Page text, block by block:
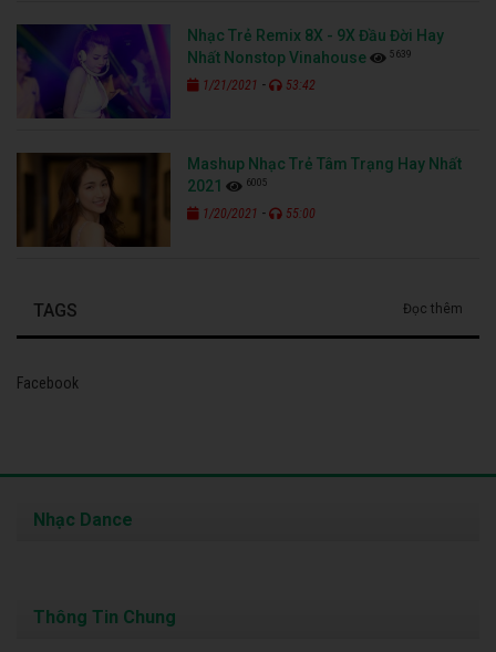
Nhạc Trẻ Remix 8X - 9X Đầu Đời Hay
Nhất Nonstop Vinahouse
5639
1/21/2021 - 53:42
Mashup Nhạc Trẻ Tâm Trạng Hay Nhất
2021
6005
1/20/2021 - 55:00
TAGS Đọc thêm
Facebook
Nhạc Dance
Thông Tin Chung